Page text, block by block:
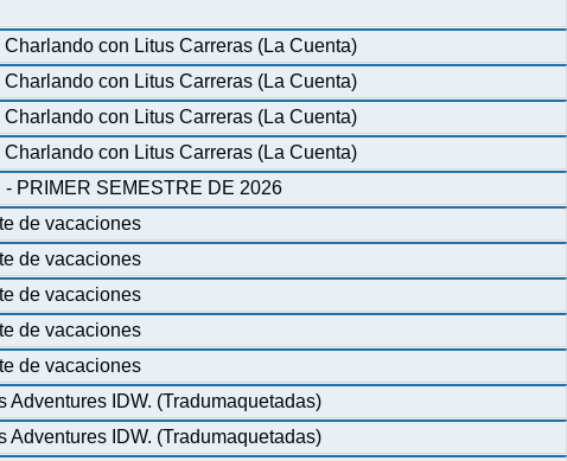
con Litus Carreras (La Cuenta)
con Litus Carreras (La Cuenta)
con Litus Carreras (La Cuenta)
con Litus Carreras (La Cuenta)
PRIMER SEMESTRE DE 2026
de vacaciones
de vacaciones
de vacaciones
de vacaciones
de vacaciones
Adventures IDW. (Tradumaquetadas)
Adventures IDW. (Tradumaquetadas)